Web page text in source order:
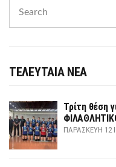
for:
ΤΕΛΕΥΤΑΙΑ ΝΕΑ
Τρίτη θέση
ΠΑΡΑΣΚΕΥΉ 12